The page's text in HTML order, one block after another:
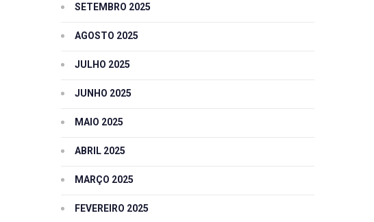
SETEMBRO 2025
AGOSTO 2025
JULHO 2025
JUNHO 2025
MAIO 2025
ABRIL 2025
MARÇO 2025
FEVEREIRO 2025